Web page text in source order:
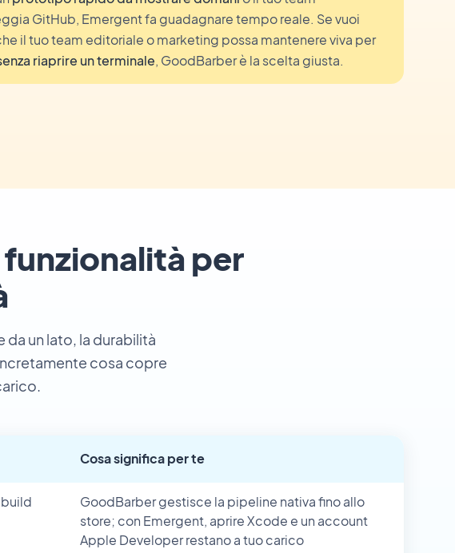
GitHub, Emergent fa guadagnare tempo reale. Se vuoi
il tuo team editoriale o marketing possa mantenere viva per
riaprire un terminale, GoodBarber è la scelta giusta.
per
da un lato, la durabilità
cosa copre
Cosa significa per te
GoodBarber gestisce la pipeline nativa fino allo
store; con Emergent, aprire Xcode e un account
Apple Developer restano a tuo carico